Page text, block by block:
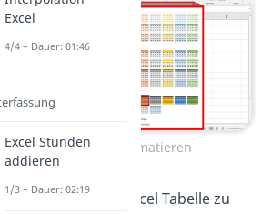
Excel Tabelle formatieren
eine bestehende Excel Tabelle zu
Excel
4/4 – Dauer: 01:46
Excel Stunden
addieren
1/3 – Dauer: 02:19